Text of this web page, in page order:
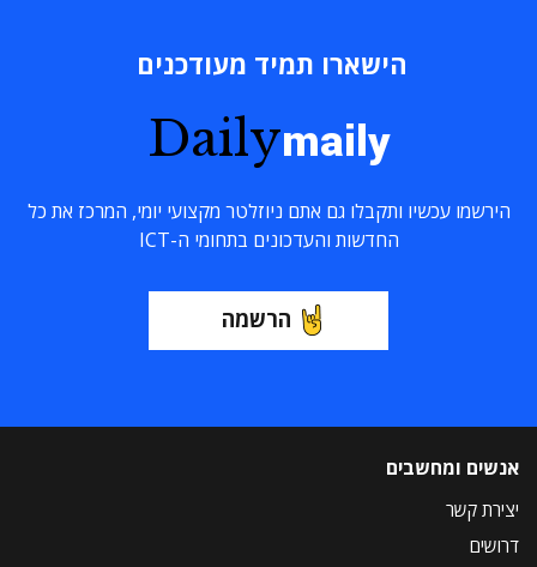
הישארו תמיד מעודכנים
Dailymaily
הירשמו עכשיו ותקבלו גם אתם ניוזלטר מקצועי יומי, המרכז את כל
החדשות והעדכונים בתחומי ה-ICT
הרשמה
אנשים ומחשבים
יצירת קשר
דרושים